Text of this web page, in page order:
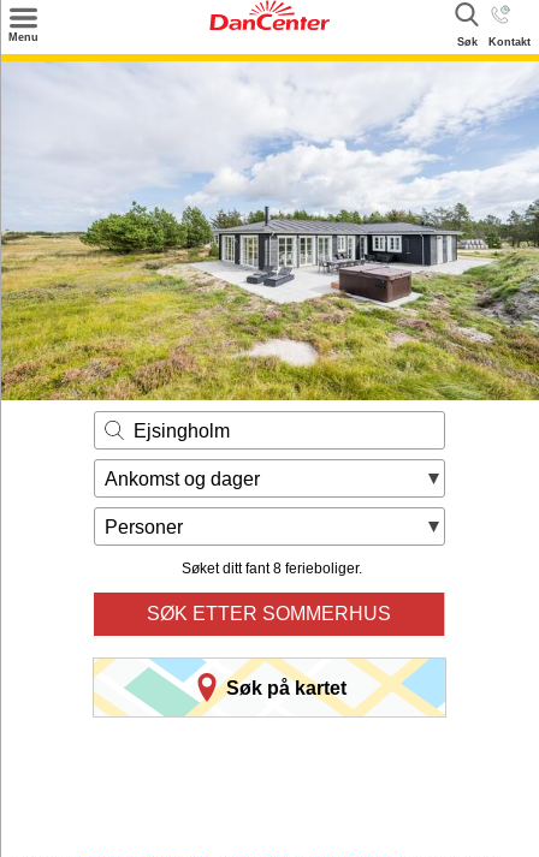
Menu Kontakt
Søk
Service
Kontakt
Eier login
Ejsingholm
Ankomst og dager
Personer
Søket ditt fant 8 ferieboliger.
SØK ETTER SOMMERHUS
Søk på kartet